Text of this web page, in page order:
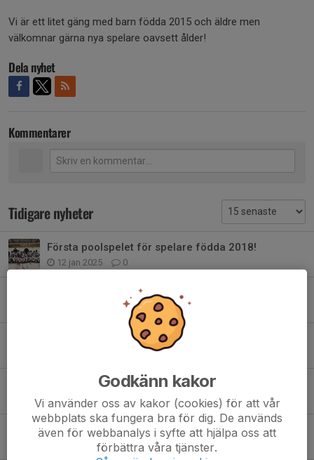
Vi är ett litet gäng med barn födda 2015 och äldre men
välkomnar gärna nya spelare oavsett ålder!
Dela nyhet
Kommentarer
Tidigare nyheter
Första poolspelet för spelare födda 2018!
12 jan 2025 0
Elin Lundgren fortsätter som TKH-ansvarig
3
Julavslutning TKH
Lyckat Poolspel i Finspång!
21 nov 2022 0
Avslutning TKH
22 mar 2021 0
Godkänn kakor
Vi använder oss av kakor (cookies) för att vår
webbplats ska fungera bra för dig. De används
även för webbanalys i syfte att hjälpa oss att
förbättra våra tjänster.